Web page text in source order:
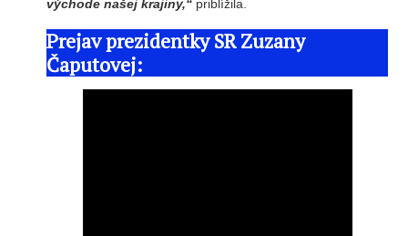
východe našej krajiny,“ priblížila.
Prejav prezidentky SR Zuzany
Čaputovej: